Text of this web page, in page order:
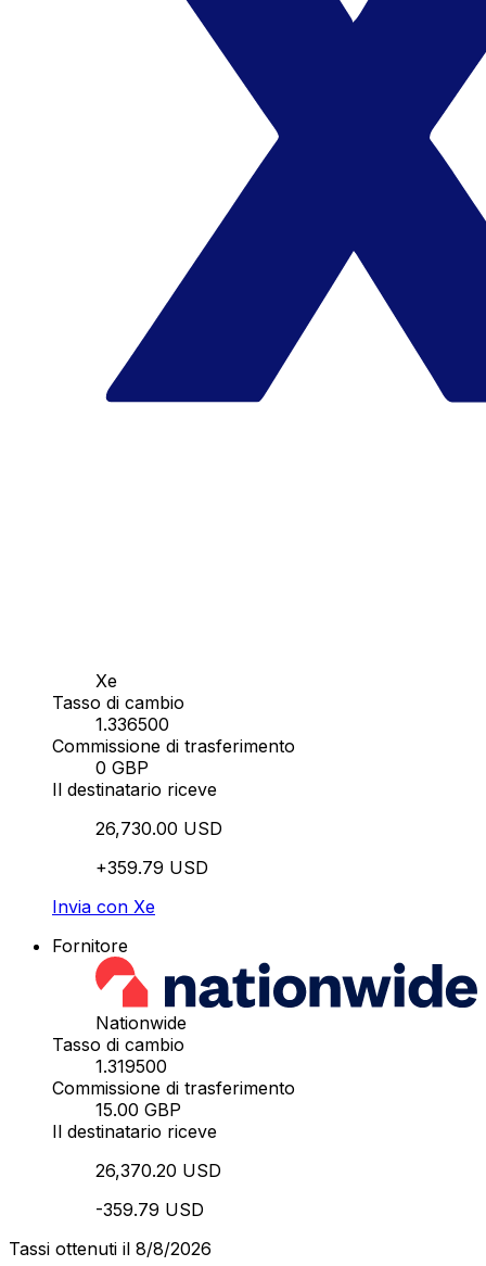
Xe
Tasso di cambio
1.336500
Commissione di trasferimento
0 GBP
Il destinatario riceve
26,730.00 USD
+359.79 USD
Invia con Xe
Fornitore
Nationwide
Tasso di cambio
1.319500
Commissione di trasferimento
15.00 GBP
Il destinatario riceve
26,370.20 USD
-359.79 USD
Tassi ottenuti il 8/8/2026